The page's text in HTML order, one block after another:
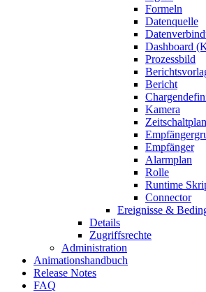
Formeln
Datenquelle
Dashboard
Prozessbild
Bericht
Kamera
Zeitschaltplan
Empfänger
Alarmplan
Rolle
Runtime
Connector
Ereignisse &
Details
Zugriffsrechte
Administration
Animationshandbuch
Release Notes
FAQ